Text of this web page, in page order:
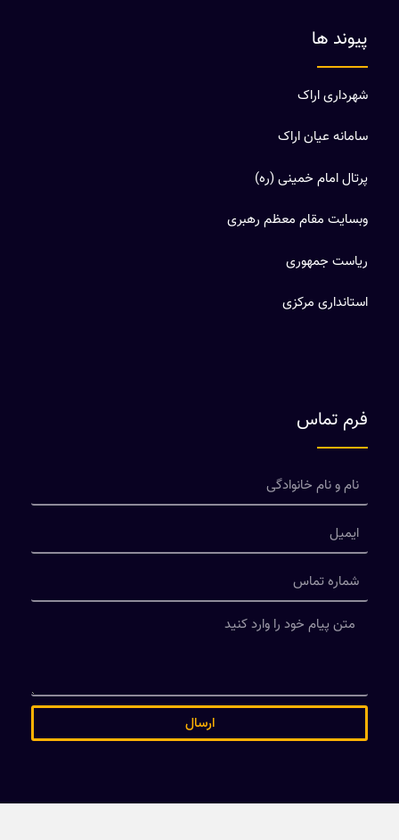
پیوند ها
شهرداری اراک
سامانه عیان اراک
پرتال امام خمینی (ره)
وبسایت مقام معظم رهبری
ریاست جمهوری
استانداری مرکزی
فرم تماس
ارسال